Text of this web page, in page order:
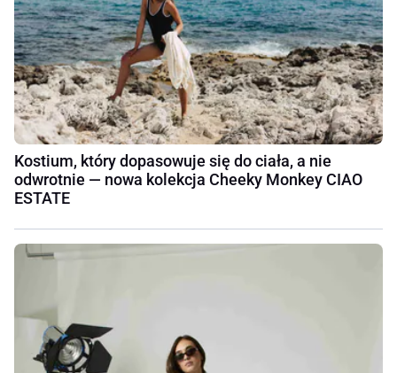
Kostium, który dopasowuje się do ciała, a nie
odwrotnie — nowa kolekcja Cheeky Monkey CIAO
ESTATE